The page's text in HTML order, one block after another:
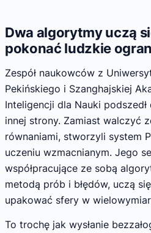
Dwa algorytmy uczą
pokonać ludzkie
Zespół naukowców z
Pekińskiego i Szanghajskiej
Inteligencji dla Nauki
innej strony. Zamiast walczyć
równaniami, stworzyli system
uczeniu wzmacnianym. Jego
współpracujące ze sobą
metodą prób i błędów, uczą
upakować sfery w
To trochę jak wysłanie